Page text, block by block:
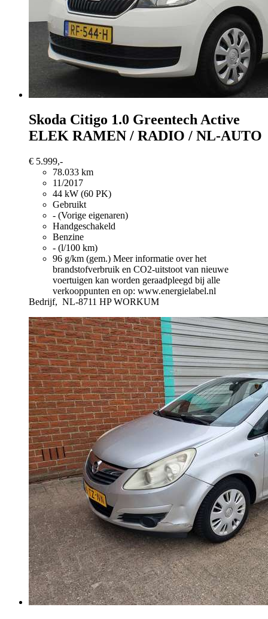
Skoda Citigo 1.0 Greentech Active
ELEK RAMEN / RADIO / NL-AUTO
€ 5.999,-
78.033 km
11/2017
44 kW (60 PK)
Gebruikt
- (Vorige eigenaren)
Handgeschakeld
Benzine
- (l/100 km)
96 g/km (gem.) Meer informatie over het
brandstofverbruik en CO2-uitstoot van nieuwe
voertuigen kan worden geraadpleegd bij alle
verkooppunten en op: www.energielabel.nl
Bedrijf, NL-8711 HP WORKUM